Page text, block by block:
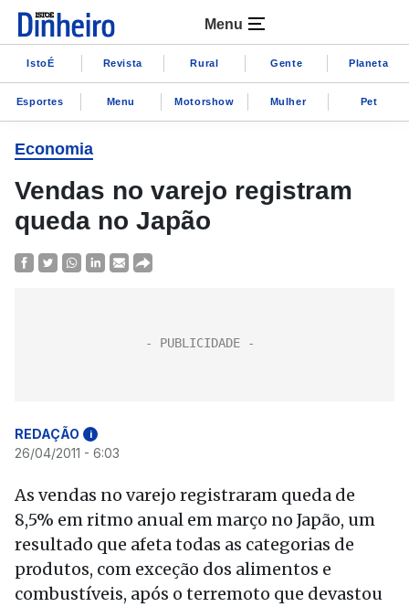
Menu
IstoÉ Revista Rural Gente Planeta
Esportes Menu Motorshow Mulher Pet
Economia
Vendas no varejo registram
queda no Japão
REDAÇÃO i
26/04/2011 - 6:03
As vendas no varejo registraram queda de
8,5% em ritmo anual em março no Japão, um
resultado que afeta todas as categorias de
produtos, com exceção dos alimentos e
combustíveis, após o terremoto que devastou